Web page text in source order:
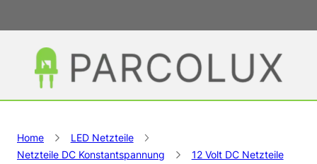
Home
LED Netzteile
Netzteile DC Konstantspannung
12 Volt DC Netzteile